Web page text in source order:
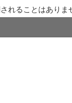
れることはありま